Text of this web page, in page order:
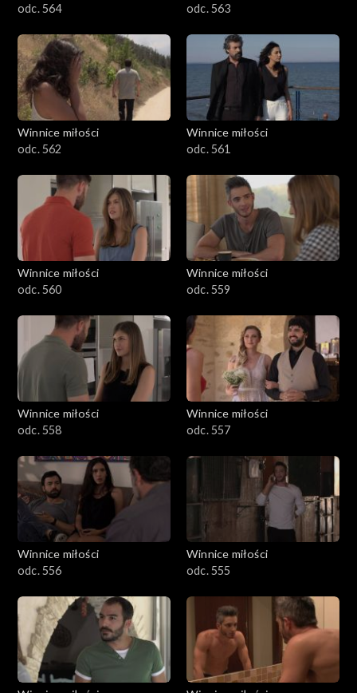
odc. 564
odc. 563
Winnice miłości
odc. 562
Winnice miłości
odc. 561
Winnice miłości
odc. 560
Winnice miłości
odc. 559
Winnice miłości
odc. 558
Winnice miłości
odc. 557
Winnice miłości
odc. 556
Winnice miłości
odc. 555